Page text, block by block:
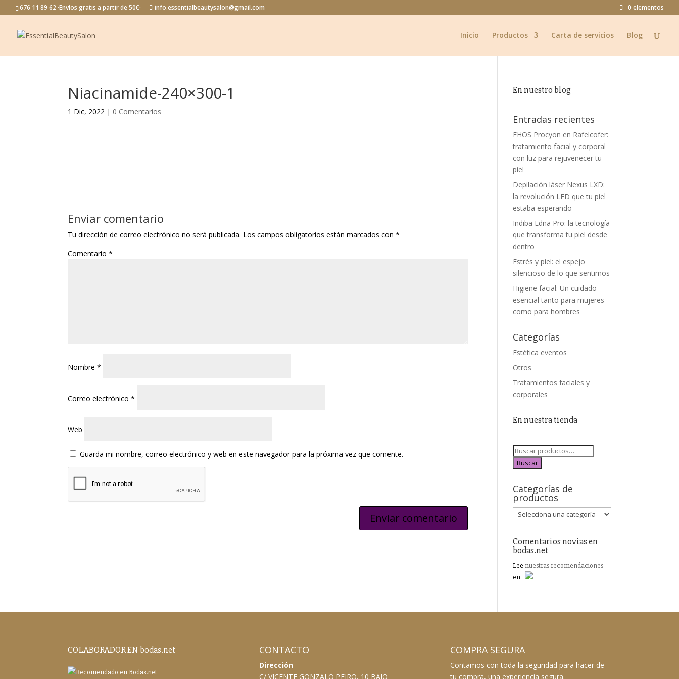
676 11 89 62 ·Envíos gratis a partir de 50€· info.essentialbeautysalon@gmail.com 0 elementos
Inicio Productos Carta de servicios Blog
Niacinamide-240×300-1
1 Dic, 2022 | 0 Comentarios
Enviar comentario
Tu dirección de correo electrónico no será publicada. Los campos obligatorios están marcados con*
Comentario*
Nombre*
Correo electrónico*
Web
Guarda mi nombre, correo electrónico y web en este navegador para la próxima vez que comente.
En nuestro blog
Entradas recientes
FHOS Procyon en Rafelcofer:
tratamiento facial y corporal
con luz para rejuvenecer tu
piel
Depilación láser Nexus LXD:
la revolución LED que tu piel
estaba esperando
Indiba Edna Pro: la tecnología
que transforma tu piel desde
dentro
Estrés y piel: el espejo
silencioso de lo que sentimos
Higiene facial: Un cuidado
esencial tanto para mujeres
como para hombres
Categorías
Estética eventos
Otros
Tratamientos faciales y
corporales
En nuestra tienda
Buscar
Categorías de
productos
Comentarios novias en
bodas.net
Lee nuestras recomendaciones
en
COLABORADOR EN bodas.net CONTACTO
Dirección
C/ VICENTE GONZALO PEIRO, 10 BAJO
COMPRA SEGURA
Contamos con toda la seguridad para hacer de
tu compra, una experiencia segura.